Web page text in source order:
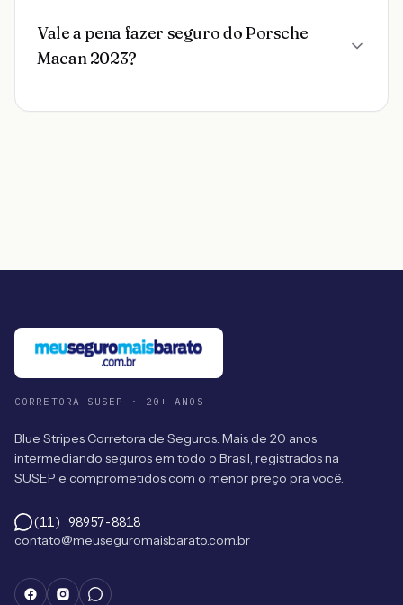
Vale a pena fazer seguro do Porsche
Macan 2023?
CORRETORA SUSEP · 20+ ANOS
Blue Stripes Corretora de Seguros. Mais de 20 anos
intermediando seguros em todo o Brasil, registrados na
SUSEP e comprometidos com o menor preço pra você.
(11) 98957-8818
contato@meuseguromaisbarato.com.br